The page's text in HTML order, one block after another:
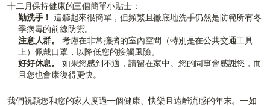
十二月保持健康的三個簡單小貼士：
勤洗手！ 這聽起來很簡單，但頻繁且徹底地洗手仍然是防範所有冬
季病毒的前線防禦。
注意人群。
考慮在非常擁擠的室內空間（特別是在公共交通工具
上）佩戴口罩，以降低您的接觸風險。
好好休息。
如果您感到不適，請留在家中。您的同事會感謝您，而
且您也會康復得更快。
我們祝願您和您的家人度過一個健康、快樂且遠離流感的年末。一如